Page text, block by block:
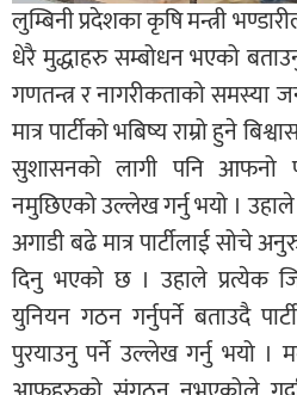
लुम्बिनी प्रदेशका कृषि मन्त्री
धेरै मुद्धाहरु सम्बोधन भएको
गणतन्त्र र नागरीकताको समस्या
मात्र पार्टीको भबिष्य राम्रो हुने
सुशासनको लागी पनि आफनो
नमुछिएको उल्लेख गर्नु भयो ।
अगाडी बढे मात्र पार्टीलाई सोचे
दिनु भएको छ । उहाले प्रत्येक
युनियन गठन गर्नुपर्ने बताउदै
पुरयाउनु पर्ने उल्लेख गर्नु भयो ।